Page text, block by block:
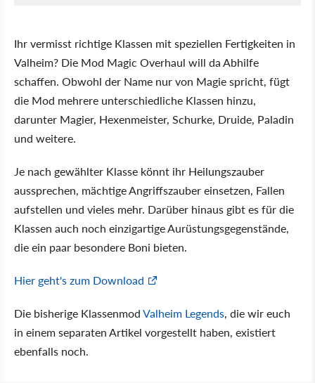
Ihr vermisst richtige Klassen mit speziellen Fertigkeiten in
Valheim? Die Mod Magic Overhaul will da Abhilfe
schaffen. Obwohl der Name nur von Magie spricht, fügt
die Mod mehrere unterschiedliche Klassen hinzu,
darunter Magier, Hexenmeister, Schurke, Druide, Paladin
und weitere.
Je nach gewählter Klasse könnt ihr Heilungszauber
aussprechen, mächtige Angriffszauber einsetzen, Fallen
aufstellen und vieles mehr. Darüber hinaus gibt es für die
Klassen auch noch einzigartige Aurüstungsgegenstände,
die ein paar besondere Boni bieten.
Hier geht's zum Download
Die bisherige KlassenmodValheim Legends, die wir euch
in einem separaten Artikel vorgestellt haben, existiert
ebenfalls noch.